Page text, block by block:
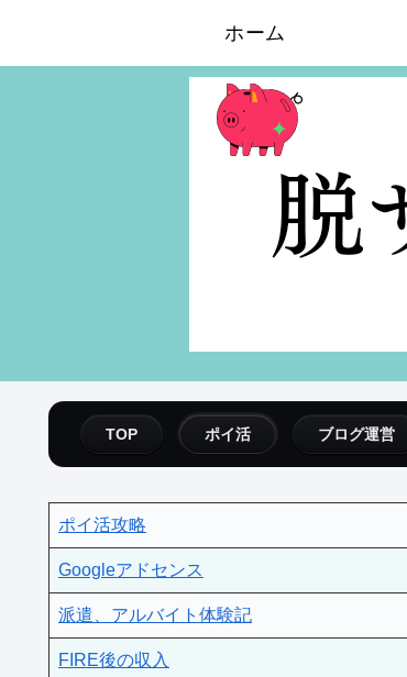
ホーム
TOP ポイ活 ブログ運営
ポイ活攻略
Googleアドセンス
派遣、アルバイト体験記
FIRE後の収入